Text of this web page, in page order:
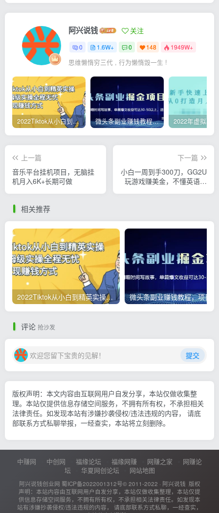
阿兴说钱 关注
0 1.6W+ 0 148 1949W+
思维懒惰穷三代 , 行为懒惰毁一生 !
2022Tiktok从小白到精英实操，0-1保姆级实操全程无忧，多种变现赚钱方式 微头条副业赚钱教程，项目单号单天做到50-100+收益
上一篇
音乐平台挂机项目，无脑挂
机月入6K+长期可做
下一篇
小白一周到手300刀，GG2U
玩游戏赚美金，不懂英语也
相关推荐
2022Tiktok从小白到精英实操，0-1保姆级实操全程无忧，多种变现赚钱方式
评论 抢沙发
欢迎您留下宝贵的见解！ 提交
版权声明：本文内容由互联网用户自发分享，本站仅做收集整
理。本站仅提供信息存储空间服务，不拥有所有权，不承担相关
法律责任。如发现本站有涉嫌抄袭侵权/违法违规的内容， 请底
部联系方式私聊举报，一经查实，本站将立刻删除。
中赚网 中创网 福缘论坛 福缘网赚 网赚之家
网赚论
坛
华夏网创论坛 网站地图
阿兴说钱创业网 蜀ICP备2022001312号© 2011-2022 · 阿兴说钱 版权
声明：本站内容由互联网用户自发分享，本站仅做收集整理，本站仅提
供信息存储空间服务，不拥有所有权，不承担相关法律责任。如发现本
站有涉嫌抄袭侵权/违法违规的内容， 请底部联系方式私聊，一经查实，